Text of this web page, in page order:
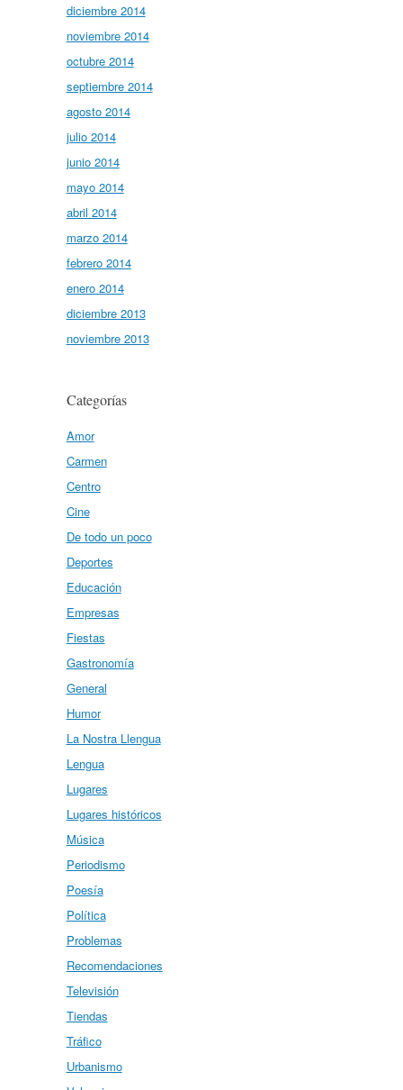
diciembre 2014
noviembre 2014
octubre 2014
septiembre 2014
agosto 2014
julio 2014
junio 2014
mayo 2014
abril 2014
marzo 2014
febrero 2014
enero 2014
diciembre 2013
noviembre 2013
Categorías
Amor
Carmen
Centro
Cine
De todo un poco
Deportes
Educación
Empresas
Fiestas
Gastronomía
General
Humor
La Nostra Llengua
Lengua
Lugares
Lugares históricos
Música
Periodismo
Poesía
Política
Problemas
Recomendaciones
Televisión
Tiendas
Tráfico
Urbanismo